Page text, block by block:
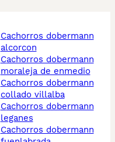
cachorros dobermann
alcorcon
cachorros dobermann
moraleja de enmedio
cachorros dobermann
collado villalba
cachorros dobermann
leganes
cachorros dobermann